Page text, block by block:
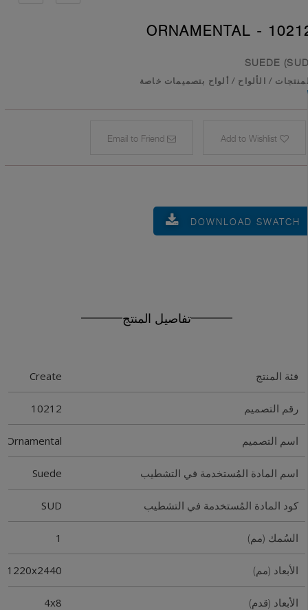
10212 -
SUEDE
/ الألواح / ألواح بتصميمات خاصة
DOWNLOAD SWATCH
تفاصيل المنتج
فئة المنتج Create
رقم التصميم 10212
اسم التصميم Ornamental
اسم المادة المُستخدمة في التشطيب Suede
كود المادة المُستخدمة في التشطيب SUD
السُمك (مم) 1
الأبعاد (مم) 1220x2440
الأبعاد (قدم) 4x8